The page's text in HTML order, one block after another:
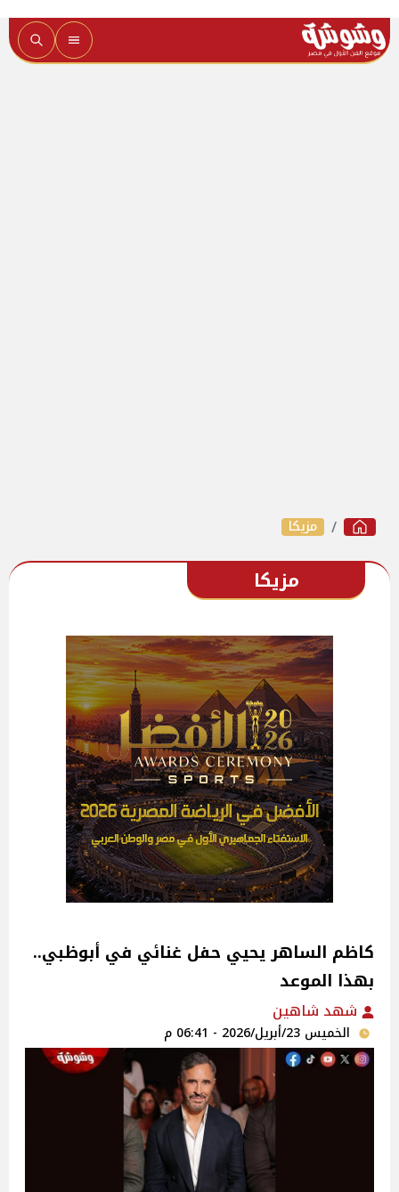
مزيكا
مزيكا
كاظم الساهر يحيي حفل غنائي في أبوظبي..
بهذا الموعد
شهد شاهين
الخميس 23/أبريل/2026 - 06:41 م